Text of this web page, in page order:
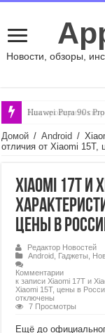
Новости, обзоры,
Huawei Pura 90s
Домой / Android /
отличия от Xiaomi 15T,
Xiaomi 17T и
цены в
Редактор Новостей
Android Гаджеты
Комментарии
к записи Xiaomi 17T и
Xiaomi 15T, цены в
отключены
7 Просмотры
Ещё до